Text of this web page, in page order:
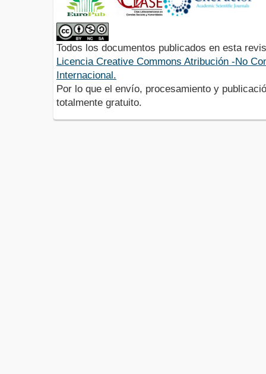
Todos los documentos publicados en esta
Licencia Creative Commons Atribución -No
Internacional.
Por lo que el envío, procesamiento y
totalmente gratuito.